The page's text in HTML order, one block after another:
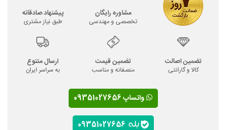
مشاوره رایگان
تخصصی و مهندسی
پیشنهاد صادقانه
طبق نیاز مشتری
تضمین اصالت
کالا و گارانتی
تضمین قیمت
منصفانه و مناسب
ارسال متنوع
به سراسر ایران
واتساپ 09351027656